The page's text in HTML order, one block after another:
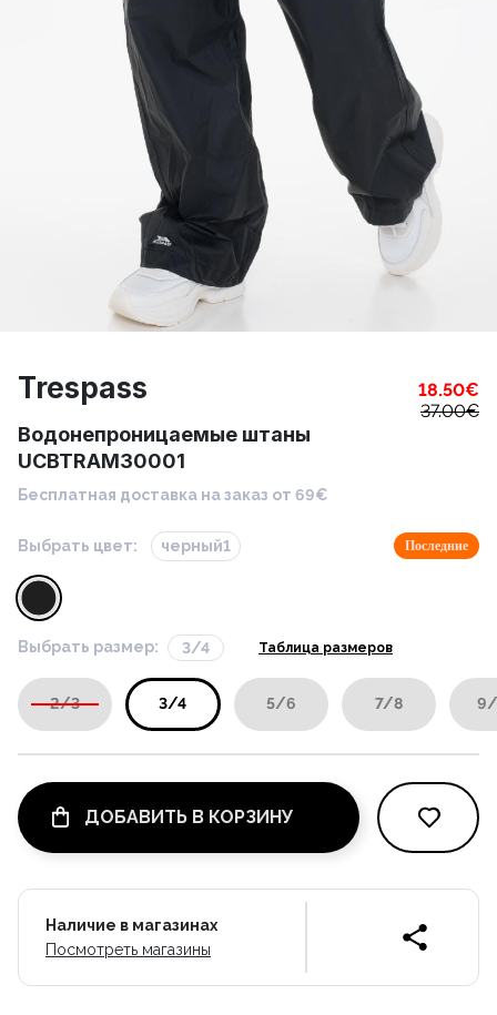
Trespass 18.50€
37.00€
Водонепроницаемые штаны
UCBTRAM30001
Бесплатная доставка на заказ от 69€
Выбрать цвет: черный1 Последние
Выбрать размер: 3/4 Таблица размеров
2/3 3/4 5/6 7/8 9/
ДОБАВИТЬ В КОРЗИНУ
Наличие в магазинах
Посмотреть магазины